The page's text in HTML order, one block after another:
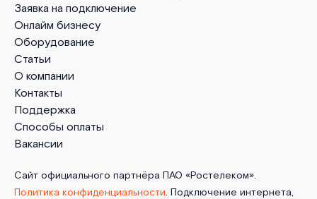
Заявка на подключение
Онлайм бизнесу
Оборудование
Статьи
О компании
Контакты
Поддержка
Способы оплаты
Вакансии
Сайт официального партнёра ПАО «Ростелеком».
Политика конфиденциальности. Подключение интернета,